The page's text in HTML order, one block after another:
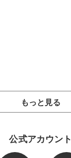
もっと見る
公式アカウント